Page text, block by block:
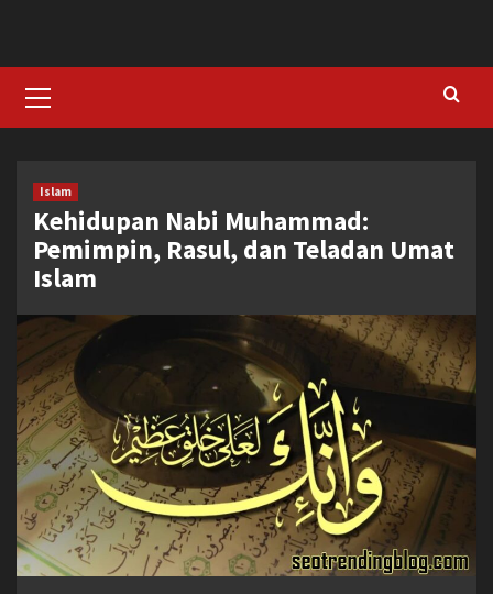
content
Menu
Islam
Kehidupan Nabi Muhammad:
Pemimpin, Rasul, dan Teladan Umat
Islam